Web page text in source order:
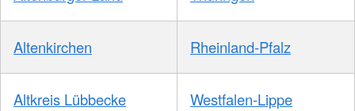
Altenkirchen Rheinland-Pfalz
Altkreis Lübbecke Westfalen-Lippe